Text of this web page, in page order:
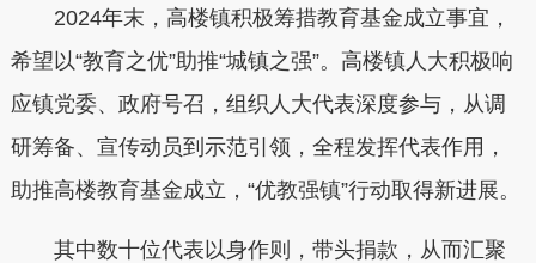
2024年末，高楼镇积极筹措教育基金成立事宜，
希望以“教育之优”助推“城镇之强”。高楼镇人大积极响
应镇党委、政府号召，组织人大代表深度参与，从调
研筹备、宣传动员到示范引领，全程发挥代表作用，
助推高楼教育基金成立，“优教强镇”行动取得新进展。
其中数十位代表以身作则，带头捐款，从而汇聚